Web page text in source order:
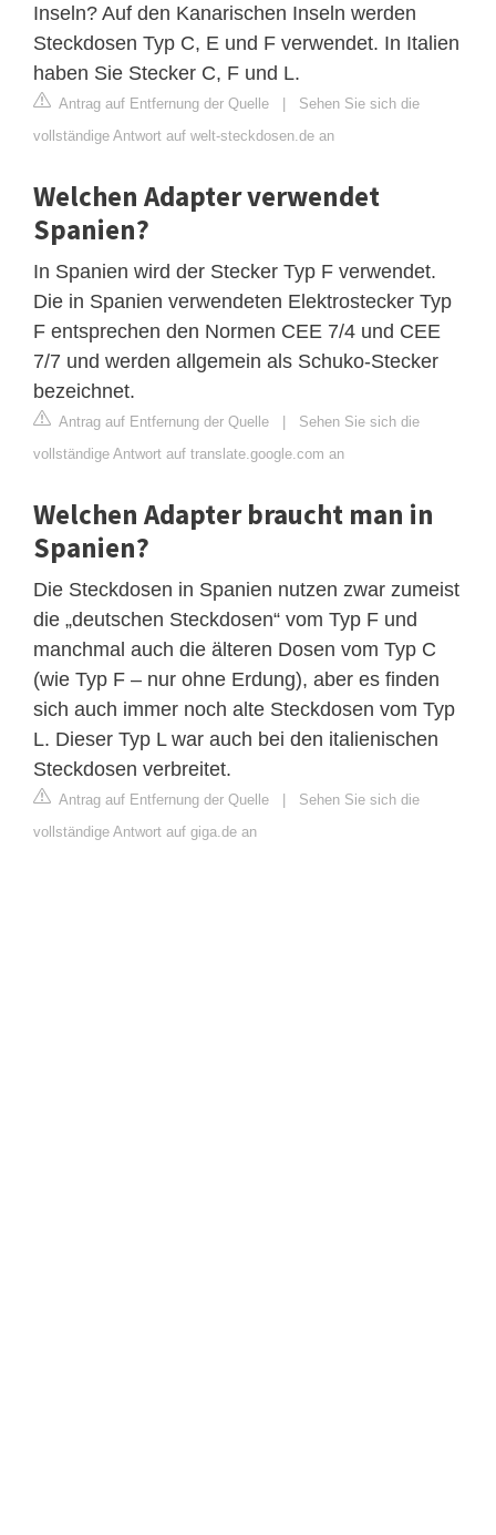
Inseln? Auf den Kanarischen Inseln werden
Steckdosen Typ C, E und F verwendet. In Italien
haben Sie Stecker C, F und L.
Antrag auf Entfernung der Quelle | Sehen Sie sich die
vollständige Antwort auf welt-steckdosen.de an
Welchen Adapter verwendet
Spanien?
In Spanien wird der Stecker Typ F verwendet.
Die in Spanien verwendeten Elektrostecker Typ
F entsprechen den Normen CEE 7/4 und CEE
7/7 und werden allgemein als Schuko-Stecker
bezeichnet.
Antrag auf Entfernung der Quelle | Sehen Sie sich die
vollständige Antwort auf translate.google.com an
Welchen Adapter braucht man in
Spanien?
Die Steckdosen in Spanien nutzen zwar zumeist
die „deutschen Steckdosen“ vom Typ F und
manchmal auch die älteren Dosen vom Typ C
(wie Typ F – nur ohne Erdung), aber es finden
sich auch immer noch alte Steckdosen vom Typ
L. Dieser Typ L war auch bei den italienischen
Steckdosen verbreitet.
Antrag auf Entfernung der Quelle | Sehen Sie sich die
vollständige Antwort auf giga.de an